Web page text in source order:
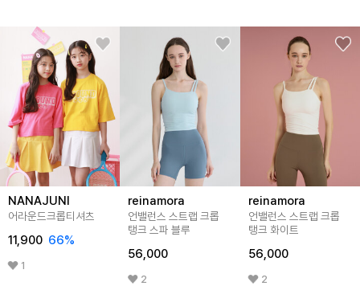
NANAJUNI
어라운드크롭티셔츠
11,900 66%
1
reinamora
언밸런스 스트랩 크롭
탱크 스파 블루
56,000
2
reinamora
언밸런스 스트랩 크롭
탱크 화이트
56,000
2